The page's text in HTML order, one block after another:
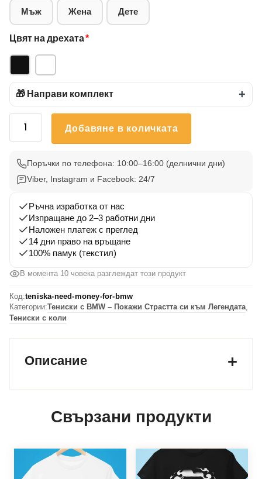
Мъж Жена Дете
Цвят на дрехата*
🎁 Направи комплект +
количество
Need
Money
For
BMW
Добавяне в количката
Поръчки по телефона: 10:00–16:00 (делнични дни)
Viber, Instagram и Facebook: 24/7
Ръчна изработка от нас
Изпращане до 2–3 работни дни
Наложен платеж с преглед
14 дни право на връщане
100% памук (текстил)
В момента 10 човека разглеждат този продукт
Код:teniska-need-money-for-bmw
Категории:Тениски с BMW – Покажи Страстта си към Легендата
Тениски с коли
Описание
Свързани продукти